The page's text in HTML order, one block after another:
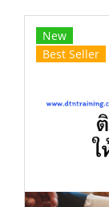
New
Best Seller